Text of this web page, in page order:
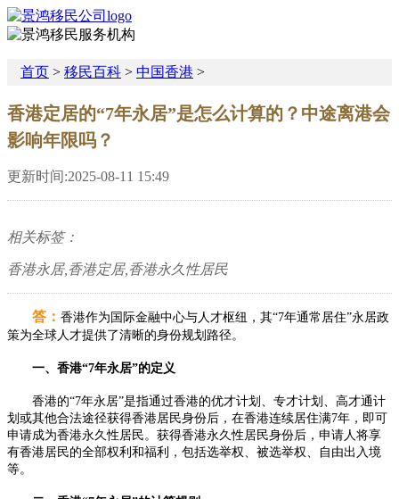
首页 > 移民百科 > 中国香港 >
香港定居的“7年永居”是怎么计算的？中途离港会
影响年限吗？
更新时间:2025-08-11 15:49
相关标签：
香港永居,香港定居,香港永久性居民
答： 香港作为国际金融中心与人才枢纽，其“7年通常居住”永居政
策为全球人才提供了清晰的身份规划路径。
一、香港“7年永居”的定义
香港的“7年永居”是指通过香港的优才计划、专才计划、高才通计
划或其他合法途径获得香港居民身份后，在香港连续居住满7年，即可
申请成为香港永久性居民。获得香港永久性居民身份后，申请人将享
有香港居民的全部权利和福利，包括选举权、被选举权、自由出入境
等。